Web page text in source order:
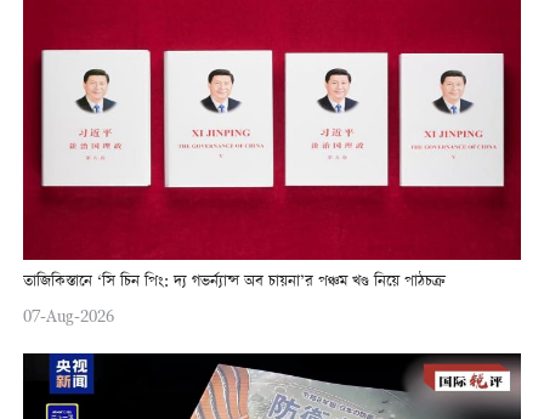
তাজিকিস্তানে ‘সি চিন পিং: দ্য গভর্ন্যান্স অব চায়না’র পঞ্চম খণ্ড নিয়ে পাঠচক্র
07-Aug-2026